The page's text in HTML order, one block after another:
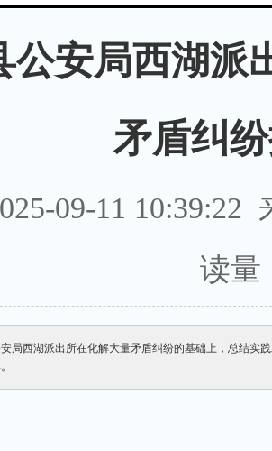
公安局西湖派
矛盾纠
09-11 10:39:22
读量
局西湖派出所在化解大量矛盾纠纷的基础上，总结实